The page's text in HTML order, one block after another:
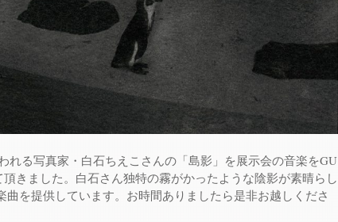
れる写真家・白石ちえこさんの「島影」を展示会の音楽をGU
きました。白石さん独特の霧がかったような陰影が素晴らし
を提供しています。お時間ありましたら是非お越しくださ